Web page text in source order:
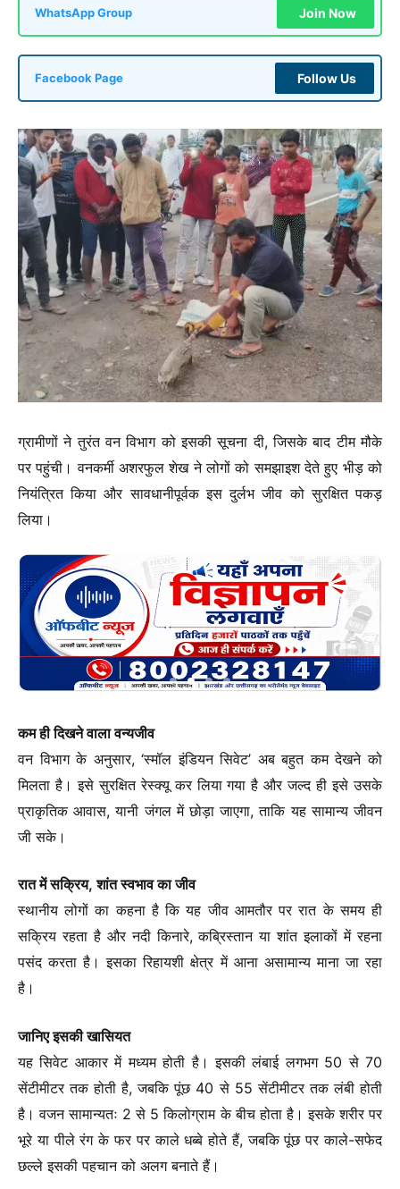
WhatsApp Group Join Now
Facebook Page Follow Us
ग्रामीणों ने तुरंत वन विभाग को इसकी सूचना दी, जिसके बाद टीम मौके
पर पहुंची। वनकर्मी अशरफुल शेख ने लोगों को समझाइश देते हुए भीड़ को
नियंत्रित किया और सावधानीपूर्वक इस दुर्लभ जीव को सुरक्षित पकड़
लिया।
कम ही दिखने वाला वन्यजीव
वन विभाग के अनुसार, ‘स्मॉल इंडियन सिवेट’ अब बहुत कम देखने को
मिलता है। इसे सुरक्षित रेस्क्यू कर लिया गया है और जल्द ही इसे उसके
प्राकृतिक आवास, यानी जंगल में छोड़ा जाएगा, ताकि यह सामान्य जीवन
जी सके।
रात में सक्रिय, शांत स्वभाव का जीव
स्थानीय लोगों का कहना है कि यह जीव आमतौर पर रात के समय ही
सक्रिय रहता है और नदी किनारे, कब्रिस्तान या शांत इलाकों में रहना
पसंद करता है। इसका रिहायशी क्षेत्र में आना असामान्य माना जा रहा
है।
जानिए इसकी खासियत
यह सिवेट आकार में मध्यम होती है। इसकी लंबाई लगभग 50 से 70
सेंटीमीटर तक होती है, जबकि पूंछ 40 से 55 सेंटीमीटर तक लंबी होती
है। वजन सामान्यतः 2 से 5 किलोग्राम के बीच होता है। इसके शरीर पर
भूरे या पीले रंग के फर पर काले धब्बे होते हैं, जबकि पूंछ पर काले-सफेद
छल्ले इसकी पहचान को अलग बनाते हैं।